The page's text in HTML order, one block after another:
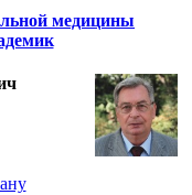
медицины